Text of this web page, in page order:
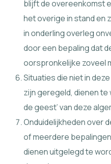
blijft de overeenkomst
het overige in stand en
in onderling overleg
door een bepaling dat
oorspronkelijke zoveel
Situaties die niet in
zijn geregeld, dienen te
de geest’ van deze
Onduidelijkheden over
of meerdere
dienen uitgelegd te